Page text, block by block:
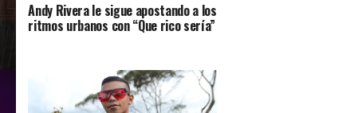
Andy Rivera le sigue apostando a los
ritmos urbanos con “Que rico sería”